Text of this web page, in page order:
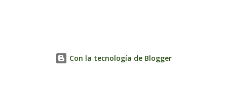
Con la tecnología de Blogger